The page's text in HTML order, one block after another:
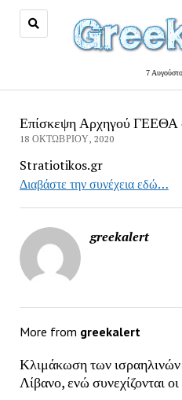
7
Επίσκεψη Αρχηγού ΓΕΕΘΑ
18 ΟΚΤΩΒΡΊΟΥ, 2020
Stratiotikos.gr
Διαβάστε την συνέχεια εδώ…
greekalert
More from greekalert
Κλιμάκωση των ισραηλινών
Λίβανο, ενώ συνεχίζονται